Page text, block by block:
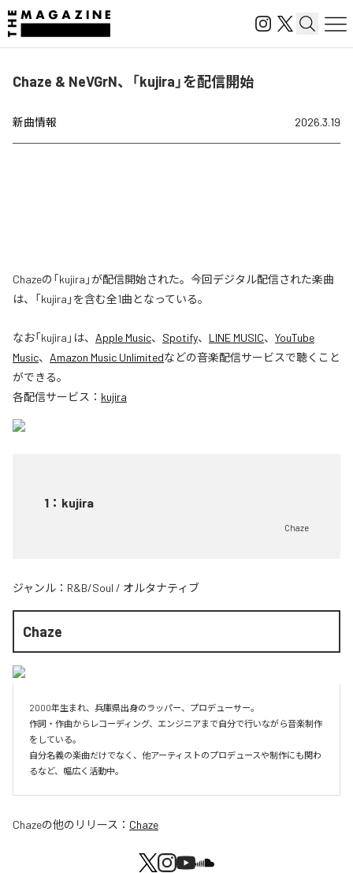
Chaze & NeVGrN、「kujira」を配信開始
新曲情報 2026.3.19
Chazeの「kujira」が配信開始された。今回デジタル配信された楽曲
は、「kujira」を含む全1曲となっている。
なお「kujira 」は、 Apple Music、 Spotify、 LINE MUSIC、 YouTube
Music、 Amazon Music Unlimitedなどの音楽配信サービスで聴くこと
ができる。
各配信サービス： kujira
1 ： kujira
Chaze
ジャンル： R&B/Soul / オルタナティブ
Chaze
2000年生まれ、兵庫県出身のラッパー、プロデューサー。
作詞・作曲からレコーディング、エンジニアまで自分で行いながら音楽制作
をしている。
自分名義の楽曲だけでなく、他アーティストのプロデュースや制作にも関わ
るなど、幅広く活動中。
Chazeの他のリリース： Chaze